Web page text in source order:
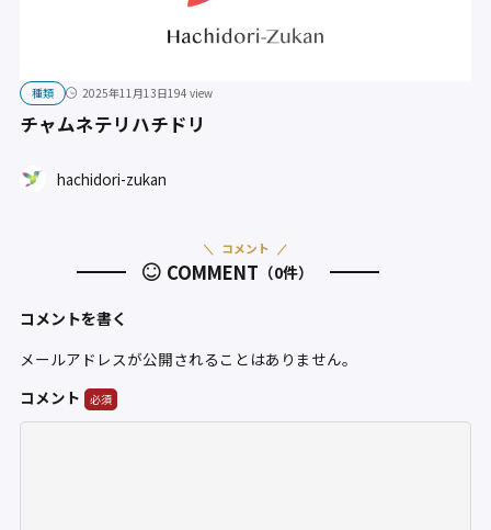
種類 2025年11月13日194 view
チャムネテリハチドリ
hachidori-zukan
COMMENT （0件）
コメント
コメントを書く
メールアドレスが公開されることはありません。
コメント